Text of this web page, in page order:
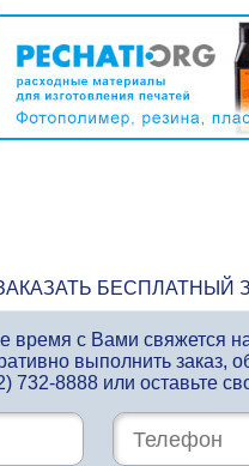
БЕСПЛАТНЫЙ
время с Вами свяжется
выполнить заказ,
732-8888или оставьте